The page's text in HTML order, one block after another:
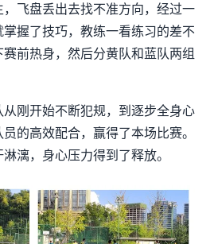
飞盘丢出去找不准方向，经过一
握了技巧，教练一看练习的差不
前热身，然后分黄队和蓝队两组
刚开始不断犯规，到逐步全身心
的高效配合，赢得了本场比赛。
漓，身心压力得到了释放。